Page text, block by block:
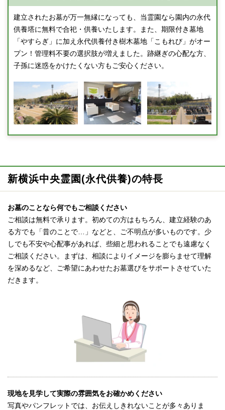
建立されたお墓が万一無縁になっても、当霊園なら園内の永代
供養塔に無料で合祀・供養いたします。また、期限付き墓地
「やすらぎ」に加え永代供養付き樹木墓地「こもれび」がオー
プン！管理料不要の選択肢が増えました。跡継ぎの心配な方、
子孫に迷惑をかけたくない方もご安心ください。
新横浜中央霊園(永代供養)の特長
お墓のことなら何でもご相談ください
ご相談は無料で承ります。初めての方はもちろん、建立経験のあ
る方でも「昔のことで…」などと、ご不明点が多いものです。少
しでも不安や心配事があれば、些細と思われることでも遠慮なく
ご相談ください。まずは、相談によりイメージを膨らませて理解
を深めるなど、ご希望にあわせたお墓選びをサポートさせていた
だきます。
現地を見学して実際の雰囲気をお確かめください
写真やパンフレットでは、お伝えしきれないことが多々ありま